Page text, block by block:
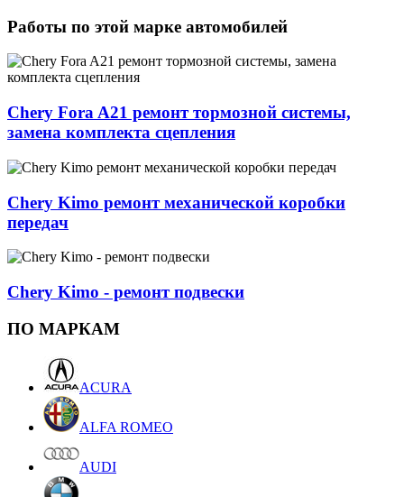
Работы по этой марке автомобилей
Chery Fora A21 ремонт тормозной системы,
замена комплекта сцепления
Chery Kimo ремонт механической коробки
передач
Chery Kimo - ремонт подвески
ПО МАРКАМ
ACURA
ALFA ROMEO
AUDI